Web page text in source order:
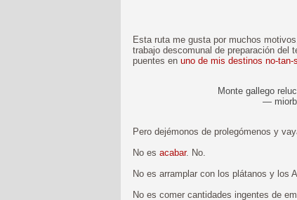
Esta ruta me gusta por muchos
trabajo descomunal de preparación del
puentes en uno de mis destinos no-tan-
Monte gallego
—
Pero dejémonos de prolegómenos y
No es acabar. No.
No es arramplar con los plátanos y los
No es comer cantidades ingentes de